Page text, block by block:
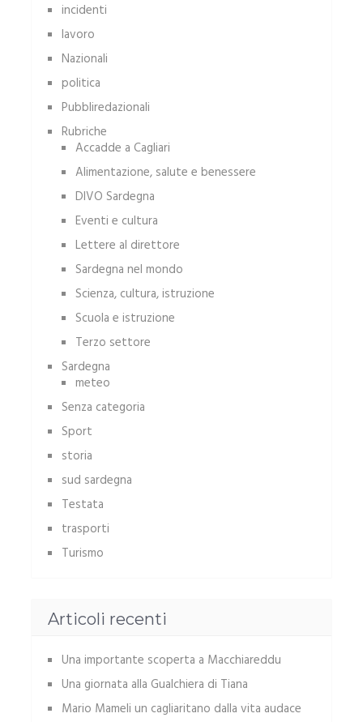
incidenti
lavoro
Nazionali
politica
Pubbliredazionali
Rubriche
Accadde a Cagliari
Alimentazione, salute e benessere
DIVO Sardegna
Eventi e cultura
Lettere al direttore
Sardegna nel mondo
Scienza, cultura, istruzione
Scuola e istruzione
Terzo settore
Sardegna
meteo
Senza categoria
Sport
storia
sud sardegna
Testata
trasporti
Turismo
Articoli recenti
Una importante scoperta a Macchiareddu
Una giornata alla Gualchiera di Tiana
Mario Mameli un cagliaritano dalla vita audace